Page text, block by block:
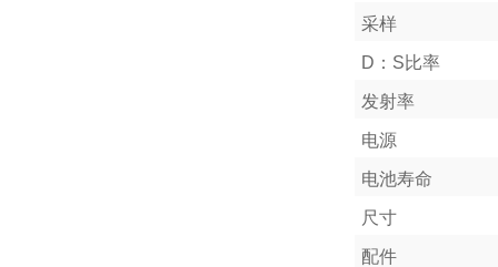
采样
D：S比率
发射率
电源
电池寿命
尺寸
配件